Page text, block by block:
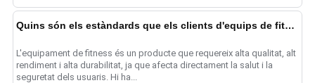
Quins són els estàndards que els clients d'equips de fitness trien per a la seva cadena de subministrament?
L'equipament de fitness és un producte que requereix alta qualitat, alt
rendiment i alta durabilitat, ja que afecta directament la salut i la
seguretat dels usuaris. Hi ha...